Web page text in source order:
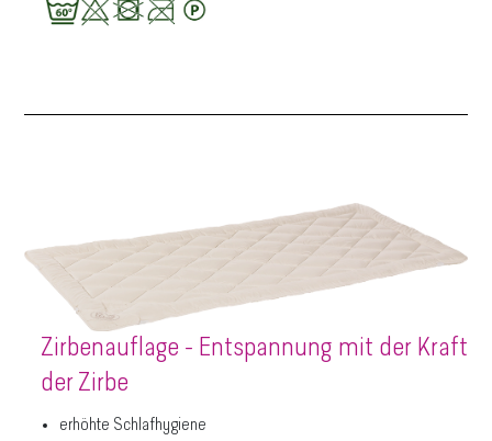
Zirbenauflage - Entspannung mit der Kraft
der Zirbe
erhöhte Schlafhygiene